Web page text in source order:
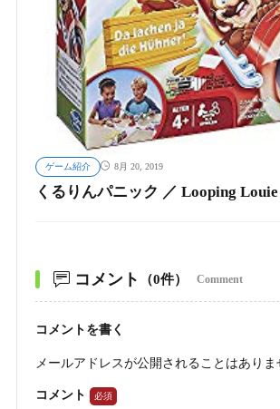
ゲーム紹介 8月 20, 2019
くるりんパニック ／ Looping Louie
コメント （0件） Comment
コメントを書く
メールアドレスが公開されることはありま
コメント